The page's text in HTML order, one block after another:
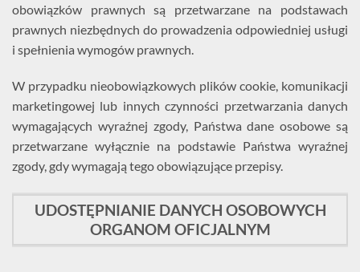
obowiązków prawnych są przetwarzane na podstawach
prawnych niezbędnych do prowadzenia odpowiedniej usługi
i spełnienia wymogów prawnych.
W przypadku nieobowiązkowych plików cookie, komunikacji
marketingowej lub innych czynności przetwarzania danych
wymagających wyraźnej zgody, Państwa dane osobowe są
przetwarzane wyłącznie na podstawie Państwa wyraźnej
zgody, gdy wymagają tego obowiązujące przepisy.
UDOSTĘPNIANIE DANYCH OSOBOWYCH
ORGANOM OFICJALNYM